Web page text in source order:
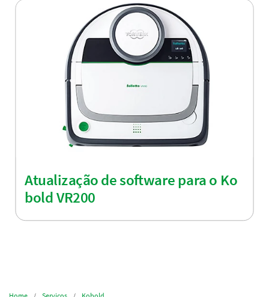
Atualização de software para o Ko
bold VR200